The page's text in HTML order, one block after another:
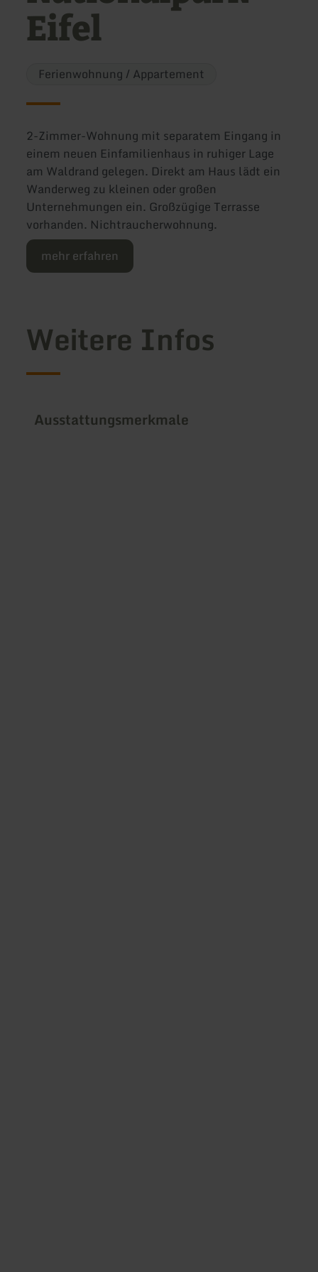
Eifel
Ferienwohnung / Appartement
2-Zimmer-Wohnung mit separatem Eingang in
einem neuen Einfamilienhaus in ruhiger Lage
am Waldrand gelegen. Direkt am Haus lädt ein
Wanderweg zu kleinen oder großen
Unternehmungen ein. Großzügige Terrasse
vorhanden. Nichtraucherwohnung.
mehr erfahren
Weitere Infos
Ausstattungsmerkmale